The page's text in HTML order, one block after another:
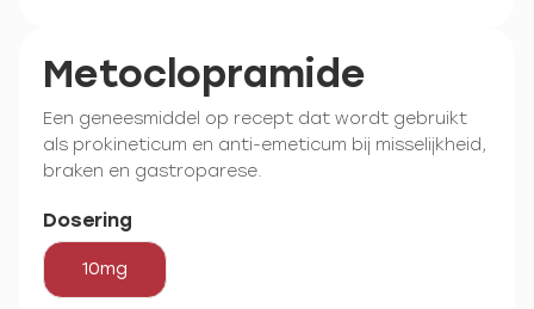
Metoclopramide
Een geneesmiddel op recept dat wordt gebruikt
als prokineticum en anti-emeticum bij misselijkheid,
braken en gastroparese.
Dosering
10mg